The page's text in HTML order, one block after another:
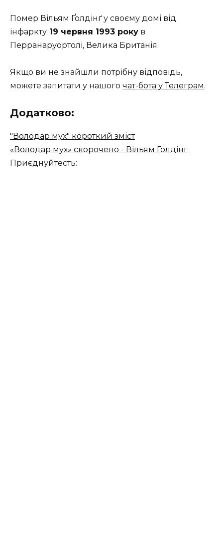
Помер Вільям Ґолдінґ у своєму домі від
інфаркту 19 червня 1993 року в
Перранаруортолі, Велика Британія.
Якщо ви не знайшли потрібну відповідь,
можете запитати у нашого чат-бота у Телеграм.
Додатково:
"Володар мух" короткий зміст
«Володар мух» скорочено - Вільям Голдінг
Приєднуйтесть: